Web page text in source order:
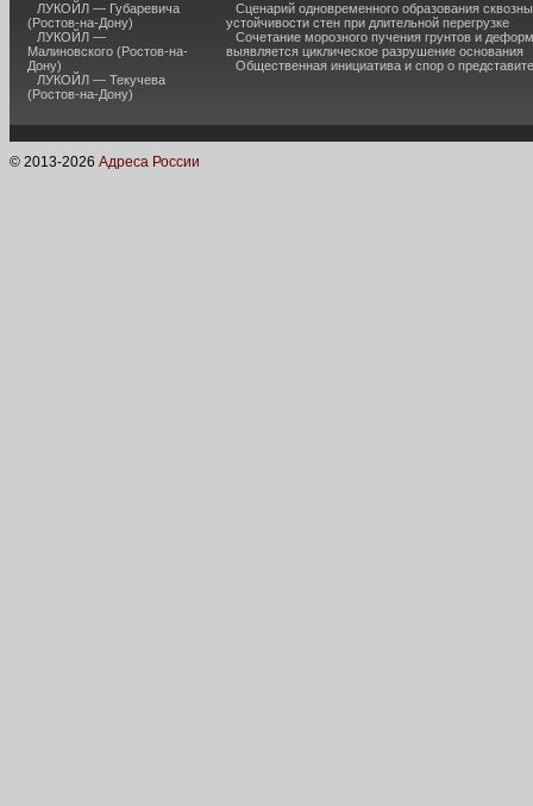
ЛУКОЙЛ — Губаревича
(Ростов-на-Дону)
ЛУКОЙЛ —
Малиновского (Ростов-на-
Дону)
ЛУКОЙЛ — Текучева
(Ростов-на-Дону)
Сценарий одновременного образования
устойчивости стен при длительной перегрузке
Сочетание морозного пучения грунтов и
выявляется циклическое разрушение основания
Общественная инициатива и спор о
© 2013-2026 Адреса России